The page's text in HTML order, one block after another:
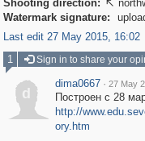
Shooting direction: 
Watermark signature:
Last edit 27 May 2015, 16:02
1
Sign in to share your
d
dima0667 · 27 May
Построен с 28
http://
ory.htm